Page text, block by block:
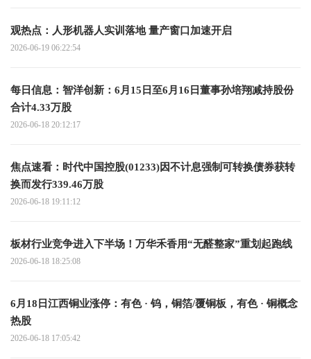
观热点：人形机器人实训落地 量产窗口加速开启
2026-06-19 06:22:54
每日信息：智洋创新：6月15日至6月16日董事孙培翔减持股份
合计4.33万股
2026-06-18 20:12:17
焦点速看：时代中国控股(01233)因不计息强制可转换债券获转
换而发行339.46万股
2026-06-18 19:11:12
板材行业竞争进入下半场！万华禾香用“无醛整家”重划起跑线
2026-06-18 18:25:08
6月18日江西铜业涨停：有色 · 钨，铜箔/覆铜板，有色 · 铜概念
热股
2026-06-18 17:05:42